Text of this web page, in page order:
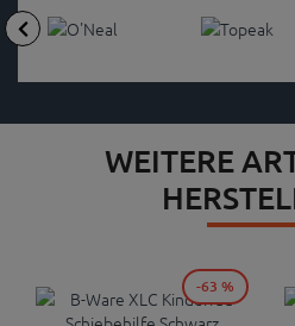
WEITERE
-63 %